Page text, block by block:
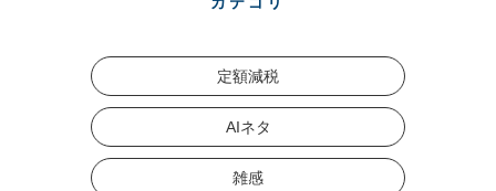
定額減税
AIネタ
雑感